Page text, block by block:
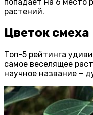
растений.
Цветок смеха
Топ-5 рейтинга
самое веселящее
научное название –